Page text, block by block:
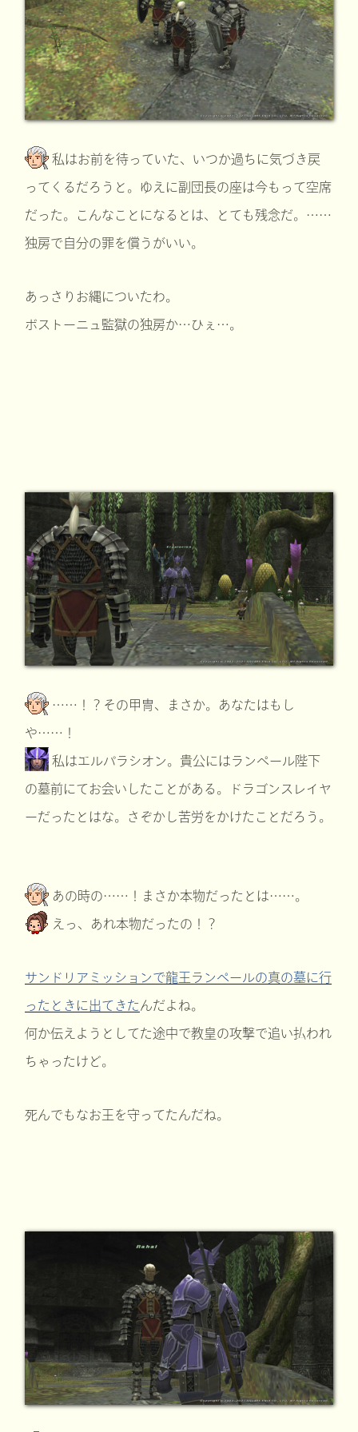
私はお前を待っていた、いつか過ちに気づき戻
ってくるだろうと。ゆえに副団長の座は今もって空席
だった。こんなことになるとは、とても残念だ。……
独房で自分の罪を償うがいい。
あっさりお縄についたわ。
ボストーニュ監獄の独房か…ひぇ…。
……！？その甲冑、まさか。あなたはもし
や……！
私はエルパラシオン。貴公にはランペール陛下
の墓前にてお会いしたことがある。ドラゴンスレイヤ
ーだったとはな。さぞかし苦労をかけたことだろう。
あの時の……！まさか本物だったとは……。
えっ、あれ本物だったの！？
サンドリアミッションで龍王ランペールの真の墓に行
ったときに出てきた んだよね。
何か伝えようとしてた途中で教皇の攻撃で追い払われ
ちゃったけど。
死んでもなお王を守ってたんだね。